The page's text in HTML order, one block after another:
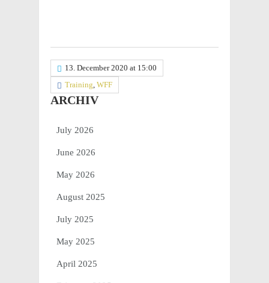
13. December 2020 at 15:00
Training, WFF
ARCHIV
July 2026
June 2026
May 2026
August 2025
July 2025
May 2025
April 2025